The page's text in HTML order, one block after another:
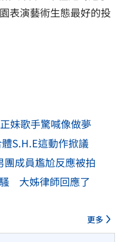
表演藝術生態最好的投
妹歌手驚喊像做夢
S.H.E這動作掀議
成員尷尬反應被拍
大姊律師回應了
更多